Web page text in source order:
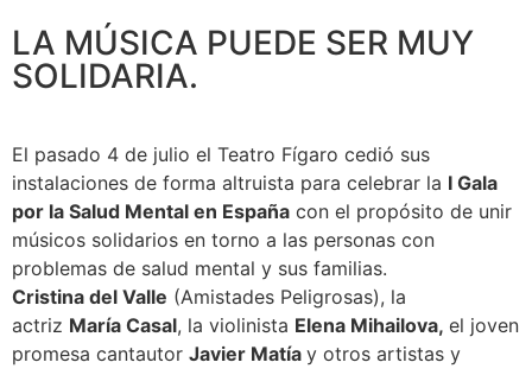
LA MÚSICA PUEDE SER MUY
SOLIDARIA.
El pasado 4 de julio el Teatro Fígaro cedió sus
instalaciones de forma altruista para celebrar la I Gala
por la Salud Mental en España con el propósito de unir
músicos solidarios en torno a las personas con
problemas de salud mental y sus familias.
Cristina del Valle (Amistades Peligrosas), la
actriz María Casal, la violinista Elena Mihailova, el joven
promesa cantautor Javier Matía y otros artistas y